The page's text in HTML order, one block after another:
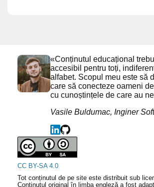
«Conținutul educațional
accesibil pentru toți,
alfabet. Scopul meu este să
care să conecteze oameni
cu cunoștințele de care au
Vasile Buldumac, Inginer
CC BY-SA 4.0
Tot conținutul de pe site este distribuit sub
Conținutul original în limba engleză a fost